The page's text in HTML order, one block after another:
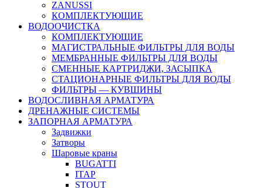
ZANUSSI
КОМПЛЕКТУЮЩИЕ
ВОДООЧИСТКА
КОМПЛЕКТУЮЩИЕ
МАГИСТРАЛЬНЫЕ ФИЛЬТРЫ ДЛЯ ВОДЫ
МЕМБРАННЫЕ ФИЛЬТРЫ ДЛЯ ВОДЫ
СМЕННЫЕ КАРТРИДЖИ, ЗАСЫПКА
СТАЦИОНАРНЫЕ ФИЛЬТРЫ ДЛЯ ВОДЫ
ФИЛЬТРЫ — КУВШИНЫ
ВОДОСЛИВНАЯ АРМАТУРА
ДРЕНАЖНЫЕ СИСТЕМЫ
ЗАПОРНАЯ АРМАТУРА
Задвижки
Затворы
Шаровые краны
BUGATTI
ITAP
STOUT